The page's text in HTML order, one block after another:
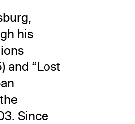
his
and “Lost
Since